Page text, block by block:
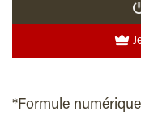
*Formule